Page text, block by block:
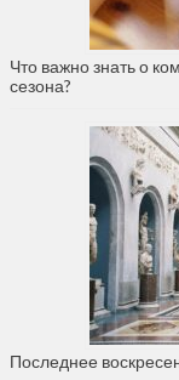
Что важно знать о
сезона?
Последнее